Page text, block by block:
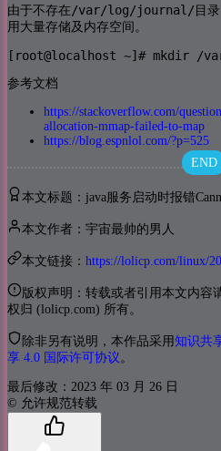
由于不存在 /var/log/journal/ 目
用大量存储及内存空间。
[root@localhost ~]# mkdir /
参考文档
https://stackoverflow.com/
allocation-mmap-failed-to-map
https://blog.espnlol.com/?p=525
END
本文标题：java服务启动时报错
本文作者：宇宙最帅的男人
本文链接： https://lolicp.com/linux/
版权声明：转载或者引用本文内容
权归 (lolicp.com) 所有。
除非另有说明，本作品采用 知识共
享 4.0 国际许可协议。
最后修改：2023 年 03 月 26 日
© 允许规范转载